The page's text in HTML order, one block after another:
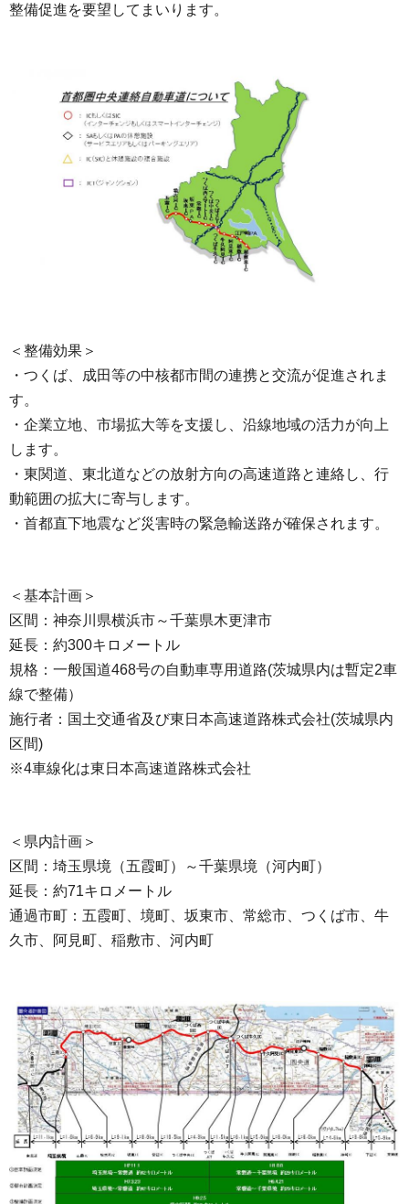
整備促進を要望してまいります。
＜整備効果＞
・つくば、成田等の中核都市間の連携と交流が促進されま
す。
・企業立地、市場拡大等を支援し、沿線地域の活力が向上
します。
・東関道、東北道などの放射方向の高速道路と連絡し、行
動範囲の拡大に寄与します。
・首都直下地震など災害時の緊急輸送路が確保されます。
＜基本計画＞
区間：神奈川県横浜市～千葉県木更津市
延長：約300キロメートル
規格：一般国道468号の自動車専用道路(茨城県内は暫定2車
線で整備）
施行者：国土交通省及び東日本高速道路株式会社(茨城県内
区間)
※4車線化は東日本高速道路株式会社
＜県内計画＞
区間：埼玉県境（五霞町）～千葉県境（河内町）
延長：約71キロメートル
通過市町：五霞町、境町、坂東市、常総市、つくば市、牛
久市、阿見町、稲敷市、河内町